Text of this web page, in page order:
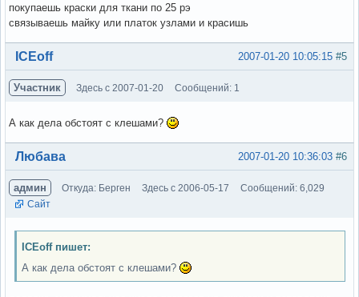
покупаешь краски для ткани по 25 рэ
связываешь майку или платок узлами и красишь
Вне форума #5
2007-01-20 10:05:15
ICEoff
Участник Здесь с 2007-01-20 Сообщений: 1
А как дела обстоят с клешами?
Вне форума #6
2007-01-20 10:36:03
Любава
админ Откуда: Берген Здесь с 2006-05-17
Сообщений: 6,029
Сайт
ICEoff пишет:
А как дела обстоят с клешами?